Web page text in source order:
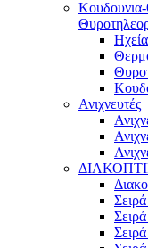
Ηχεία
Ανιχνευτές